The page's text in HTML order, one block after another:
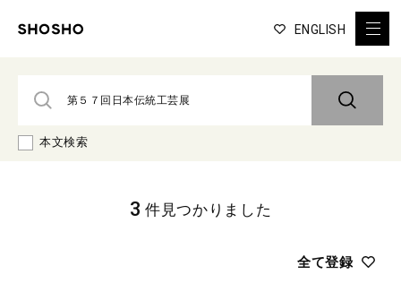
ENGLISH
本文検索
全て登録
3 件見つかりました